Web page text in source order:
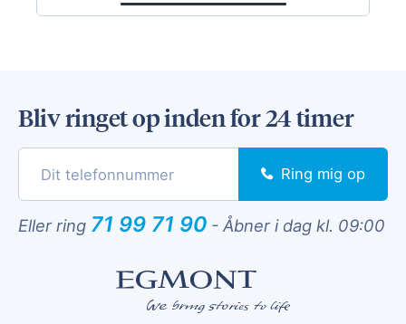
Bliv ringet op inden for 24 timer
Ring mig op
Eller ring 71 99 71 90 - Åbner i dag kl. 09:00